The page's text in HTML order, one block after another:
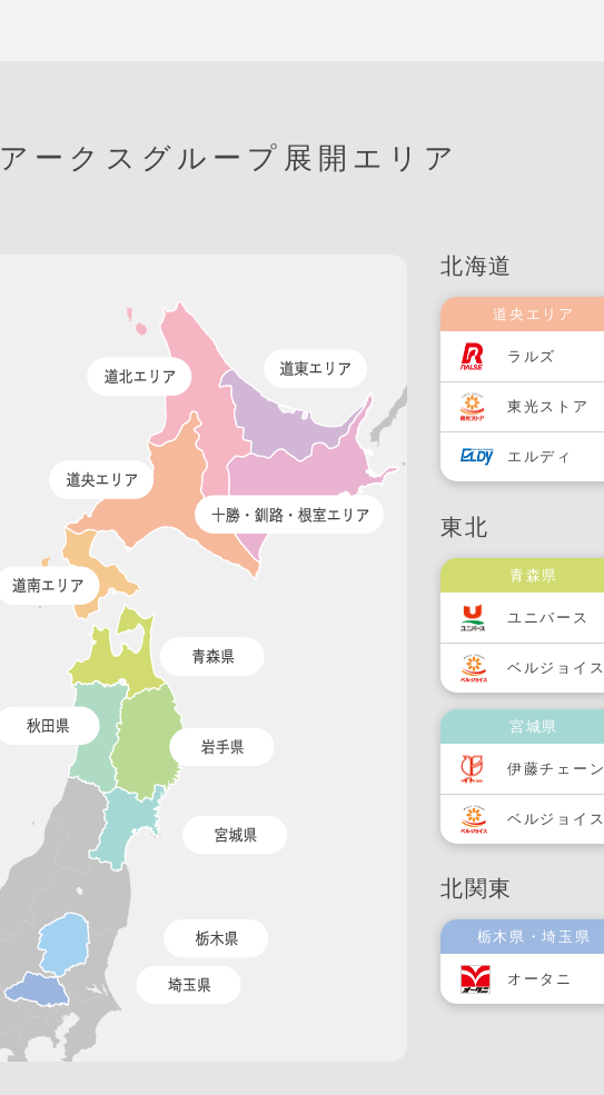
アークスグループ展開エリア
北海道
道央エリア
ラルズ
東光ストア
エルディ
東北
青森県
ユニバース
ベルジョイス
宮城県
伊藤チェーン
ベルジョイス
北関東
栃木県・埼玉県
オータニ